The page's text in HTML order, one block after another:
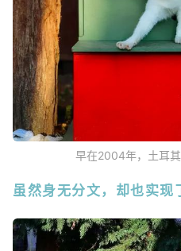
早在2004年，土耳
虽然身无分文，却也实现